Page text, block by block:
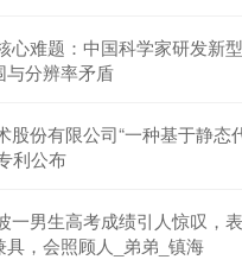
心难题：中国科学家研发新
与分辨率矛盾
股份有限公司“一种基于静态
利公布
一男生高考成绩引人惊叹，
，会照顾人_弟弟_镇海